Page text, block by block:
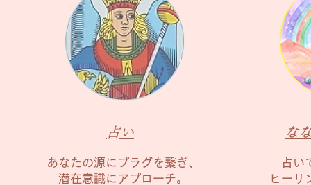
​占い
あなたの源にプラグを繋ぎ、
潜在意識にアプローチ。
な
占い
ヒーリ